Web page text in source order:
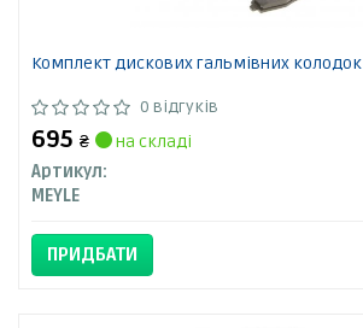
Комплект дискових гальмівних колодок
0 відгуків
695 ₴
на складі
Артикул:
MEYLE
ПРИДБАТИ